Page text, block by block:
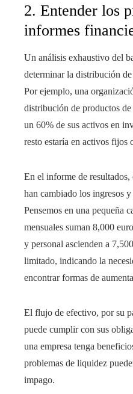
2. Entender los
informes
Un análisis exhaustivo del
determinar la distribución
Por ejemplo, una
distribución de productos
un 60% de sus activos en
resto estaría en activos fijos
En el informe de
han cambiado los ingresos
Pensemos en una pequeña
mensuales suman 8,000
y personal ascienden a
limitado, indicando la
encontrar formas de
El flujo de efectivo, por su
puede cumplir con sus
una empresa tenga
problemas de liquidez
impago.